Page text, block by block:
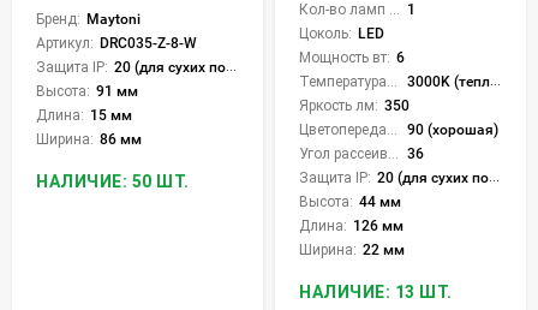
Бренд: Maytoni
Артикул: DRC035-Z-8-W
Защита IP: 20 (для сухих пом.)
Высота: 91 мм
Длина: 15 мм
Ширина: 86 мм
НАЛИЧИЕ: 50 ШТ.
Кол-во ламп или LED: 1
Цоколь: LED
Мощность вт: 6
Температура света:
3000K (теплый)
Яркость лм: 350
Цветопередача (CRI):
90 (хорошая)
Угол рассеивания света °: 36
Защита IP: 20 (для сухих пом.)
Высота: 44 мм
Длина: 126 мм
Ширина: 22 мм
НАЛИЧИЕ: 13 ШТ.